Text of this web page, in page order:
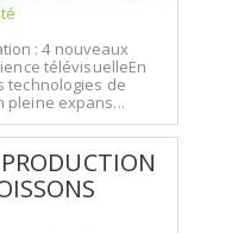
: 4 nouveaux
télévisuelleEn
technologies de
pleine expans...